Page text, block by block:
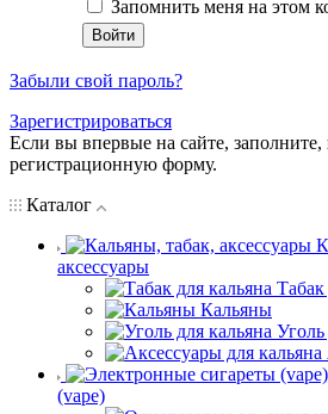
Запомнить меня на этом
Забыли свой пароль?
Зарегистрироваться
Если вы впервые на сайте, заполните,
регистрационную форму.
Каталог
аксессуары
Табак
Кальяны
Уголь
(vape)